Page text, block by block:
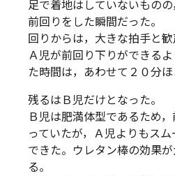
足で着地はしていないもの
前回りをした瞬間だった。
回りからは，大きな拍手と歓
Ａ児が前回り下りができる
た時間は，あわせて２０分ほ
残るはＢ児だけとなった。
Ｂ児は肥満体型であるため
っていたが，Ａ児よりもス
できた。ウレタン棒の効果
る。